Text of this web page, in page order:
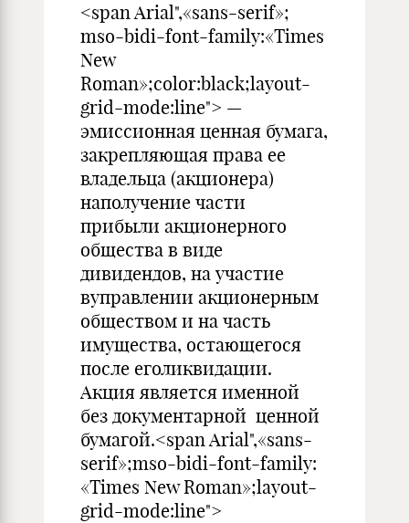
<span Arial",«sans-serif»;
mso-bidi-font-family:«Times
New
Roman»;color:black;layout-
grid-mode:line"> —
эмиссионная ценная бумага,
закрепляющая права ее
владельца (акционера)
наполучение части
прибыли акционерного
общества в виде
дивидендов, на участие
вуправлении акционерным
обществом и на часть
имущества, остающегося
после еголиквидации.
Акция является именной
без документарной ценной
бумагой.<span Arial",«sans-
serif»;mso-bidi-font-family:
«Times New Roman»;layout-
grid-mode:line">